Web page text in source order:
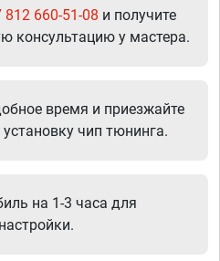
812 660-51-08 и получите
консультацию у мастера.
время и приезжайте
чип тюнинга.
на 1-3 часа для